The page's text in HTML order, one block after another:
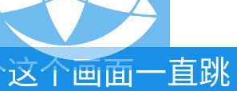
个画面一直跳